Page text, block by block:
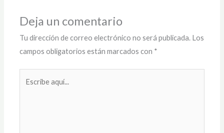
Deja un comentario
Tu dirección de correo electrónico no será publicada. Los
campos obligatorios están marcados con *